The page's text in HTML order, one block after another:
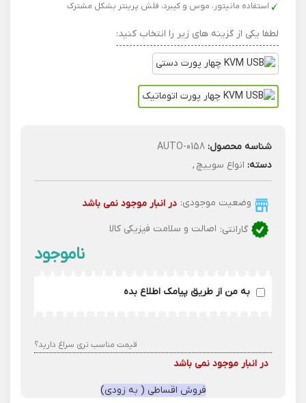
استفاده مانیتور، موس و کیبرد، فلش پرینتر بشکل مشترک
لطفا یکی از گزینه های زیر را انتخاب کنید:
شناسه محصول: 0158-AUTO
دسته: انواع سوییچ ,
وضعیت موجودی: در انبار موجود نمی باشد
گارانتی: اصالت و سلامت فیزیکی کالا
به من از طریق پیامک اطلاع بده
قیمت مناسب تری سراغ دارید؟
در انبار موجود نمی باشد
فروش اقساطی ( به زودی)